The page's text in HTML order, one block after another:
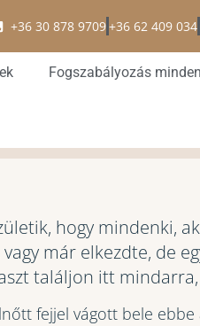
+36 30 878 9709+36 62 409 034
Fogszabályozás
hogy mindenki,
már elkezdte, de
találjon itt
fejjel vágott bele